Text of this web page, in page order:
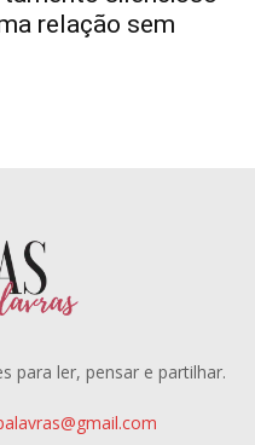
relação sem
para ler, pensar e partilhar.